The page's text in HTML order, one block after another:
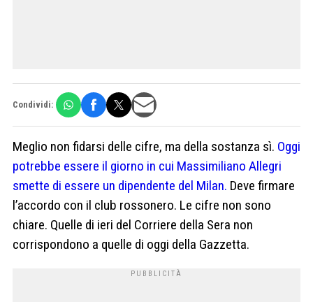
Condividi:
Meglio non fidarsi delle cifre, ma della sostanza sì. Oggi
potrebbe essere il giorno in cui Massimiliano Allegri
smette di essere un dipendente del Milan. Deve firmare
l’accordo con il club rossonero. Le cifre non sono
chiare. Quelle di ieri del Corriere della Sera non
corrispondono a quelle di oggi della Gazzetta.